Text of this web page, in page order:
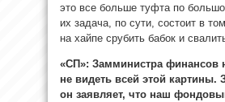
это все больше туфта по
их задача, по сути, состоит в
на хайпе срубить бабок и
«СП»: Замминистра финансов
не видеть всей этой картины.
он заявляет, что наш